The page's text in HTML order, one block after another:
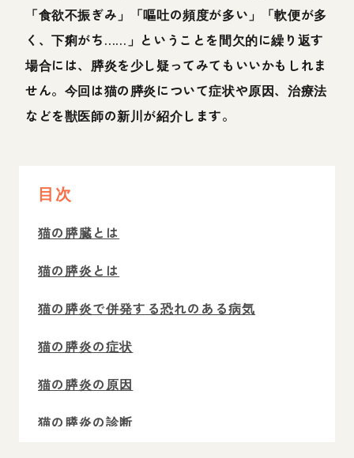
「食欲不振ぎみ」「嘔吐の頻度が多い」「軟便が多
く、下痢がち……」ということを間欠的に繰り返す
場合には、膵炎を少し疑ってみてもいいかもしれま
せん。今回は猫の膵炎について症状や原因、治療法
などを獣医師の新川が紹介します。
目次
猫の膵臓とは
猫の膵炎とは
猫の膵炎で併発する恐れのある病気
猫の膵炎の症状
猫の膵炎の原因
猫の膵炎の診断